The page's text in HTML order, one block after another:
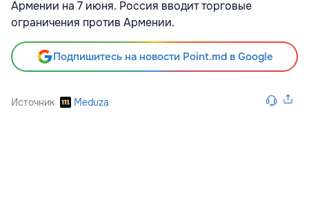
Армении на 7 июня. Россия вводит торговые
ограничения против Армении.
Подпишитесь на новости Point.md в Google
Источник Meduza